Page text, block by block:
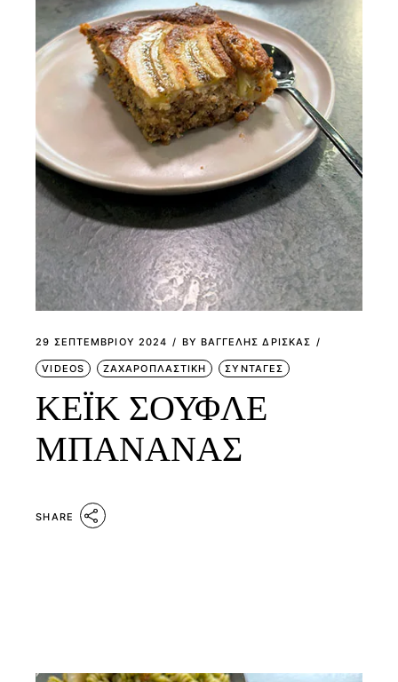
29 ΣΕΠΤΕΜΒΡΊΟΥ 2024 BY ΒΑΓΓΕΛΗΣ ΔΡΙΣΚΑΣ
VIDEOS ΖΑΧΑΡΟΠΛΑΣΤΙΚΗ ΣΥΝΤΑΓΕΣ
ΚΕΪΚ ΣΟΥΦΛΕ
ΜΠΑΝΑΝΑΣ
SHARE